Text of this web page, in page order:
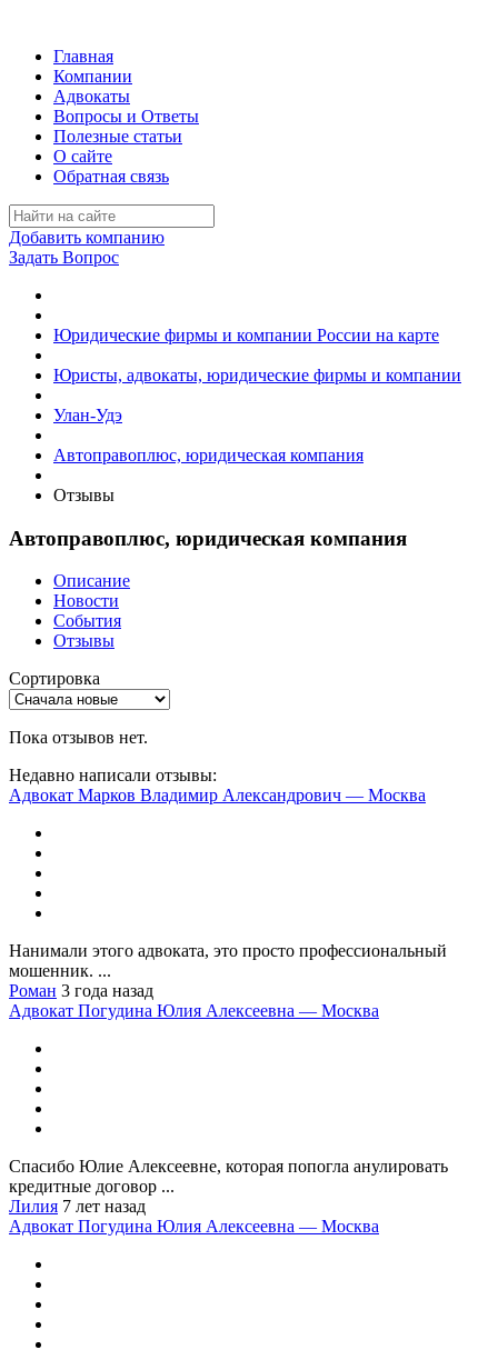
Главная
Компании
Адвокаты
Вопросы и Ответы
Полезные статьи
О сайте
Обратная связь
Добавить компанию
Задать Вопрос
Юридические фирмы и компании России на карте
Юристы, адвокаты, юридические фирмы и компании
Улан-Удэ
Автоправоплюс, юридическая компания
Отзывы
Автоправоплюс, юридическая компания
Описание
Новости
События
Отзывы
Сортировка
Пока отзывов нет.
Недавно написали отзывы:
Адвокат Марков Владимир Александрович — Москва
Нанимали этого адвоката, это просто профессиональный
мошенник. ...
Роман 3 года назад
Адвокат Погудина Юлия Алексеевна — Москва
Спасибо Юлие Алексеевне, которая попогла анулировать
кредитные договор ...
Лилия 7 лет назад
Адвокат Погудина Юлия Алексеевна — Москва